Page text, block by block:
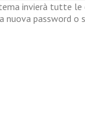
invierà tutte
nuova password o